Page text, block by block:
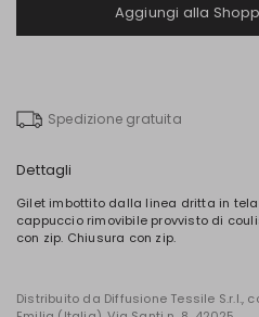
Aggiungi alla
Spedizione gratuita
Dettagli
Gilet imbottito dalla linea dritta in
cappuccio rimovibile provvisto di
con zip. Chiusura con zip.
Distribuito da Diffusione Tessile S.r.l.,